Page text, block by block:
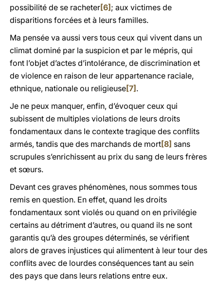
possibilité de se racheter[6] ; aux victimes de
disparitions forcées et à leurs familles.
Ma pensée va aussi vers tous ceux qui vivent dans un
climat dominé par la suspicion et par le mépris, qui
font l’objet d’actes d’intolérance, de discrimination et
de violence en raison de leur appartenance raciale,
ethnique, nationale ou religieuse[7] .
Je ne peux manquer, enfin, d’évoquer ceux qui
subissent de multiples violations de leurs droits
fondamentaux dans le contexte tragique des conflits
armés, tandis que des marchands de mort[8] sans
scrupules s’enrichissent au prix du sang de leurs frères
et sœurs.
Devant ces graves phénomènes, nous sommes tous
remis en question. En effet, quand les droits
fondamentaux sont violés ou quand on en privilégie
certains au détriment d’autres, ou quand ils ne sont
garantis qu’à des groupes déterminés, se vérifient
alors de graves injustices qui alimentent à leur tour des
conflits avec de lourdes conséquences tant au sein
des pays que dans leurs relations entre eux.